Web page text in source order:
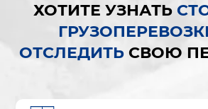
ХОТИТЕ УЗНАТЬ
ОТСЛЕДИТЬ СВОЮ